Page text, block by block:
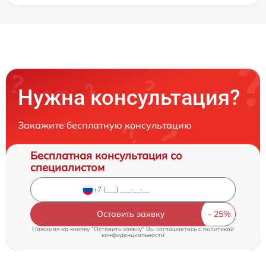
Нужна консультация?
Закажите бесплатную консультацию
Бесплатная консультация со
специалистом
Оставить заявку
Нажимая на кнопку "Оставить заявку" Вы соглашаетесь cполитикой
конфиденциальности